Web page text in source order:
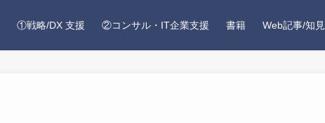
①戦略/DX 支援 ②コンサル・IT企業支援 書籍 Web記事/知見